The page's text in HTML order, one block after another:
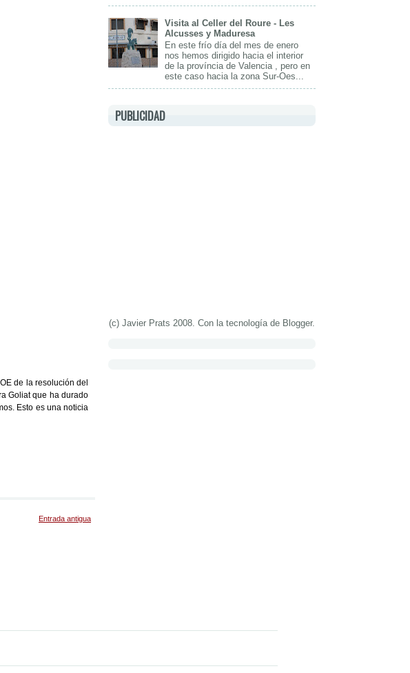
de la resolución del
Goliat que ha durado
Esto es una noticia
Entrada antigua
Visita al Celler del Roure - Les
Alcusses y Maduresa
En este frío día del mes de enero
nos hemos dirigido hacia el interior
de la província de Valencia , pero en
este caso hacia la zona Sur-Oes...
PUBLICIDAD
(c) Javier Prats 2008. Con la tecnología de Blogger.